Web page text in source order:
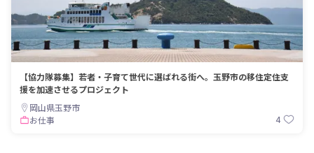
【協力隊募集】若者・子育て世代に選ばれる街へ。玉野市の移住定住支
援を加速させるプロジェクト
岡山県玉野市
お仕事
4